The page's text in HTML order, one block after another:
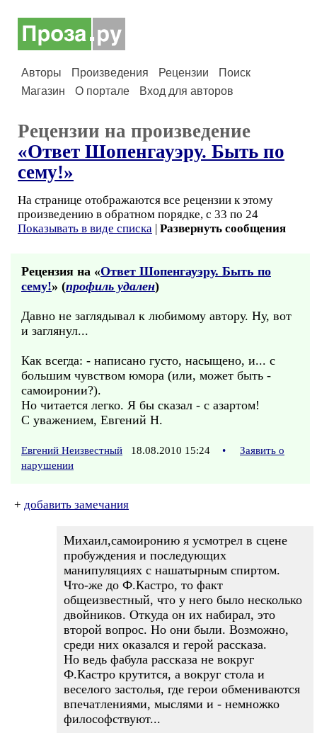
Авторы Произведения Рецензии
Поиск
Магазин
О портале Вход для авторов
Рецензии на произведение
«Ответ Шопенгауэру. Быть по
сему!»
На странице отображаются все рецензии к этому
произведению в обратном порядке, с 33 по 24
Показывать в виде списка | Развернуть сообщения
Рецензия на «Ответ Шопенгауэру. Быть по
сему!» (профиль удален)
Давно не заглядывал к любимому автору. Ну, вот
и заглянул...
Как всегда: - написано густо, насыщено, и... с
большим чувством юмора (или, может быть -
самоиронии?).
Но читается легко. Я бы сказал - с азартом!
С уважением, Евгений Н.
Евгений Неизвестный 18.08.2010 15:24 •
Заявить о
нарушении
+ добавить замечания
Михаил,самоиронию я усмотрел в сцене
пробуждения и последующих
манипуляциях с нашатырным спиртом.
Что-же до Ф.Кастро, то факт
общеизвестный, что у него было несколько
двойников. Откуда он их набирал, это
второй вопрос. Но они были. Возможно,
среди них оказался и герой рассказа.
Но ведь фабула рассказа не вокруг
Ф.Кастро крутится, а вокруг стола и
веселого застолья, где герои обмениваются
впечатлениями, мыслями и - немножко
философствуют...